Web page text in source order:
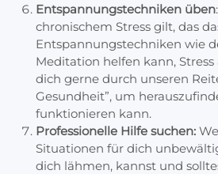
Entspannungstechniken üben
chronischem Stress gilt, das
Entspannungstechniken wie
Meditation helfen kann,
dich gerne durch unseren
Gesundheit”, um
funktionieren kann.
Professionelle Hilfe suchen:
Situationen für dich
dich lähmen, kannst und